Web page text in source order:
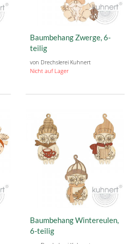
Baumbehang Zwerge, 6-
teilig
von Drechslerei Kuhnert
Nicht auf Lager
Baumbehang Wintereulen,
6-teilig